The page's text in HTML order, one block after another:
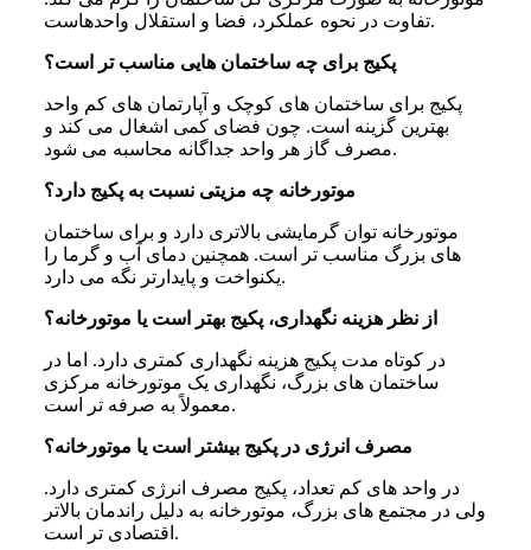
تفاوت در نحوه عملکرد، فضا و استقلال واحدهاست.
پکیج برای چه ساختمان ‌هایی مناسب ‌تر است؟
پکیج برای ساختمان ‌های کوچک و آپارتمان‌ های کم ‌واحد
بهترین گزینه است. چون فضای کمی اشغال می‌ کند و
مصرف گاز هر واحد جداگانه محاسبه می ‌شود.
موتورخانه چه مزیتی نسبت به پکیج دارد؟
موتورخانه توان گرمایشی بالاتری دارد و برای ساختمان
‌های بزرگ مناسب‌ تر است. همچنین دمای آب و گرما را
یکنواخت و پایدارتر نگه می‌ دارد.
از نظر هزینه نگهداری، پکیج بهتر است یا موتورخانه؟
در کوتاه‌ مدت پکیج هزینه نگهداری کمتری دارد. اما در
ساختمان‌ های بزرگ، نگهداری یک موتورخانه مرکزی
معمولاً به‌ صرفه ‌تر است.
مصرف انرژی در پکیج بیشتر است یا موتورخانه؟
در واحد های کم ‌تعداد، پکیج مصرف انرژی کمتری دارد.
ولی در مجتمع ‌های بزرگ، موتورخانه به‌ دلیل راندمان بالاتر
اقتصادی ‌تر است.